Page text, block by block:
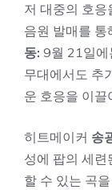
저 대중의 호응
음원 발매를 통
동: 9월 21일에
무대에서도 추
운 호응을 이끌
히트메이커 송
성에 팝의 세
할 수 있는 곡